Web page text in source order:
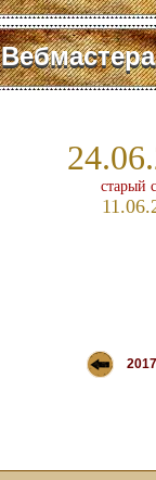
старый
2017